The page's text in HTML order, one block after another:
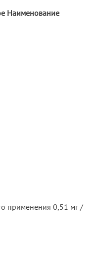
Наименование
применения 0,51 мг /